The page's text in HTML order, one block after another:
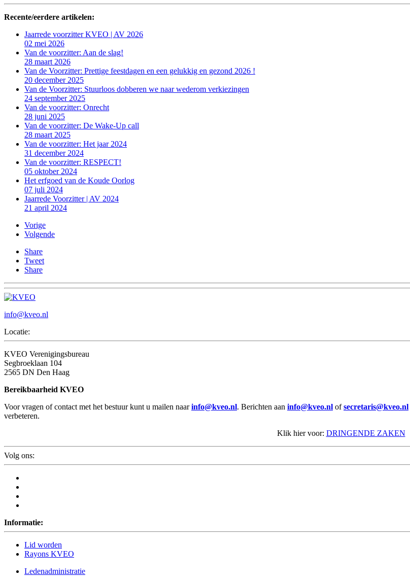
Recente/eerdere artikelen:
Jaarrede voorzitter KVEO | AV 2026
02 mei 2026
Van de voorzitter: Aan de slag!
28 maart 2026
Van de Voorzitter: Prettige feestdagen en een gelukkig en gezond 2026 !
20 december 2025
Van de Voorzitter: Stuurloos dobberen we naar wederom verkiezingen
24 september 2025
Van de voorzitter: Onrecht
28 juni 2025
Van de voorzitter: De Wake-Up call
28 maart 2025
Van de voorzitter: Het jaar 2024
31 december 2024
Van de voorzitter: RESPECT!
05 oktober 2024
Het erfgoed van de Koude Oorlog
07 juli 2024
Jaarrede Voorzitter | AV 2024
21 april 2024
Vorige
Volgende
Share
Tweet
Share
info@kveo.nl
Locatie:
KVEO Verenigingsbureau
Segbroeklaan 104
2565 DN Den Haag
Bereikbaarheid KVEO
Voor vragen of contact met het bestuur kunt u mailen naarinfo@kveo.nl. Berichten aan info@kveo.nl ofsecretaris@kveo.nl
verbeteren.
Klik hier voor: DRINGENDE ZAKEN
Volg ons:
Informatie:
Lid worden
Rayons KVEO
Ledenadministratie